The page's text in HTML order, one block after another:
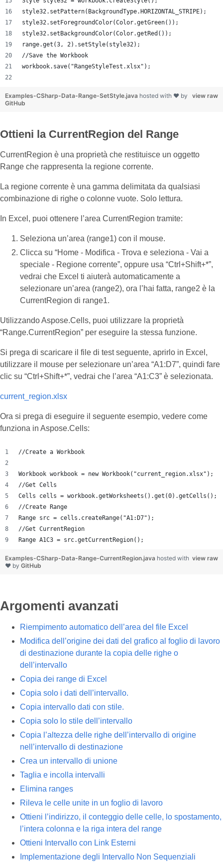
style32.setPattern(BackgroundType.HORIZONTAL_STRIPE);
style32.setForegroundColor(Color.getGreen());
style32.setBackgroundColor(Color.getRed());
range.get(3, 2).setStyle(style32);
//Save the Workbook
workbook.save("RangeStyleTest.xlsx");
view raw
Examples-CSharp-Data-Range-SetStyle.java hosted with ❤ by
GitHub
Ottieni la CurrentRegion del Range
CurrentRegion è una proprietà che restituisce un oggetto
Range che rappresenta la regione corrente.
La regione corrente è una gamma delimitata da qualsiasi
combinazione di righe o colonne vuote. Solo lettura.
In Excel, puoi ottenere l’area CurrentRegion tramite:
Seleziona un’area (range1) con il mouse.
Clicca su “Home - Modifica - Trova e seleziona - Vai a
speciale - Regione corrente”, oppure usa “Ctrl+Shift+*”,
vedrai che Excel ti aiuterà automaticamente a
selezionare un’area (range2), ora l’hai fatta, range2 è la
CurrentRegion di range1.
Utilizzando Aspose.Cells, puoi utilizzare la proprietà
“Range.CurrentRegion” per eseguire la stessa funzione.
Si prega di scaricare il file di test seguente, aprirlo in Excel,
utilizzare il mouse per selezionare un’area “A1:D7”, quindi fare
clic su “Ctrl+Shift+*”, vedrai che l’area “A1:C3” è selezionata.
current_region.xlsx
Ora si prega di eseguire il seguente esempio, vedere come
funziona in Aspose.Cells:
//Create a Workbook
Workbook workbook = new Workbook("current_region.xlsx");
//Get Cells
Cells cells = workbook.getWorksheets().get(0).getCells();
//Create Range
Range src = cells.createRange("A1:D7");
//Get CurrentRegion
Range A1C3 = src.getCurrentRegion();
view raw
Examples-CSharp-Data-Range-CurrentRegion.java hosted with
❤ by GitHub
Argomenti avanzati
Riempimento automatico dell’area del file Excel
Modifica dell’origine dei dati del grafico al foglio di lavoro
di destinazione durante la copia delle righe o
dell’intervallo
Copia dei range di Excel
Copia solo i dati dell’intervallo.
Copia intervallo dati con stile.
Copia solo lo stile dell’intervallo
Copia l’altezza delle righe dell’intervallo di origine
nell’intervallo di destinazione
Crea un intervallo di unione
Taglia e incolla intervalli
Elimina ranges
Rileva le celle unite in un foglio di lavoro
Ottieni l’indirizzo, il conteggio delle celle, lo spostamento,
l’intera colonna e la riga intera del range
Ottieni Intervallo con Link Esterni
Implementazione degli Intervallo Non Sequenziali